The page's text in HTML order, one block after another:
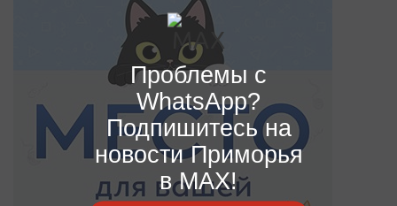
Проблемы с
WhatsApp?
Подпишитесь на
новости Приморья
в MAX!